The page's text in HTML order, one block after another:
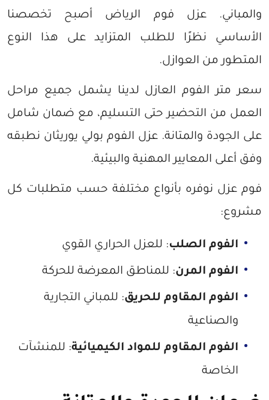
والمباني. عزل فوم الرياض أصبح تخصصنا
الأساسي نظرًا للطلب المتزايد على هذا النوع
المتطور من العوازل.
سعر متر الفوم العازل لدينا يشمل جميع مراحل
العمل من التحضير حتى التسليم، مع ضمان شامل
على الجودة والمتانة. عزل الفوم بولي يوريثان نطبقه
وفق أعلى المعايير المهنية والبيئية.
فوم عزل نوفره بأنواع مختلفة حسب متطلبات كل
مشروع:
الفوم الصلب: للعزل الحراري القوي
الفوم المرن: للمناطق المعرضة للحركة
الفوم المقاوم للحريق: للمباني التجارية
والصناعية
الفوم المقاوم للمواد الكيميائية: للمنشآت
الخاصة